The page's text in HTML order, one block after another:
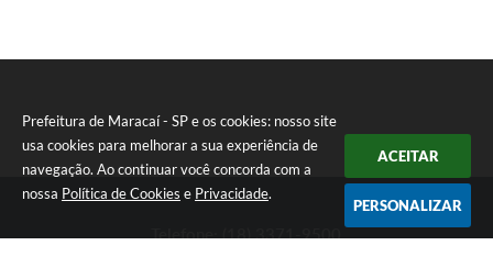
Prefeitura de Maracaí - SP e os cookies: nosso site
usa cookies para melhorar a sua experiência de
navegação. Ao continuar você concorda com a
nossa Política de Cookies e Privacidade.
ACEITAR
PERSONALIZAR
Telefone: (18) 3371-9500